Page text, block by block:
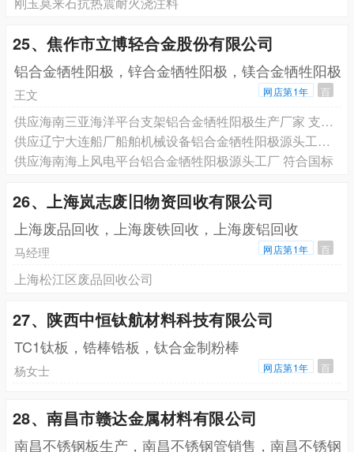
25、焦作市立博轻合金股份有限公司
铝合金牺牲阳极，锌合金牺牲阳极，镁合金牺牲阳极
王文 网店第1年 百
供应海南三亚海洋平台支架铝合金牺牲阳极生产厂家 支持开票 有资质
供应辽宁大连船厂船舶机械设备铝合金牺牲阳极源头工厂 有CCS证书
供应海南海上风电平台铝合金牺牲阳极源头工厂 符合国标
26、上海岚志废旧物资回收有限公司
上海废品回收，上海废铁回收，上海废铝回收
马经理 网店第1年 百
上海松江区废品回收公司
27、陕西中恒钛航材料科技有限公司
TC1钛板，锆棒锆板，钛合金制粉棒
杨女士 网店第1年 百
28、南昌市赣达金属材料有限公司
南昌不锈钢板生产，南昌不锈钢管销售，南昌不锈钢